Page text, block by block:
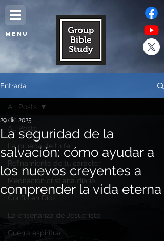
MENU
Entrada
All Posts
La prueba de tu fe
Refinamiento de tu carácter
Meditación cristiana diaria
Confía en Dios
La enseñanza de Jesucristo
Guerra espiritual,
All Posts
La seguridad de la
salvación: cómo ayudar a
los nuevos creyentes a
comprender la vida eterna
29 dic 2025